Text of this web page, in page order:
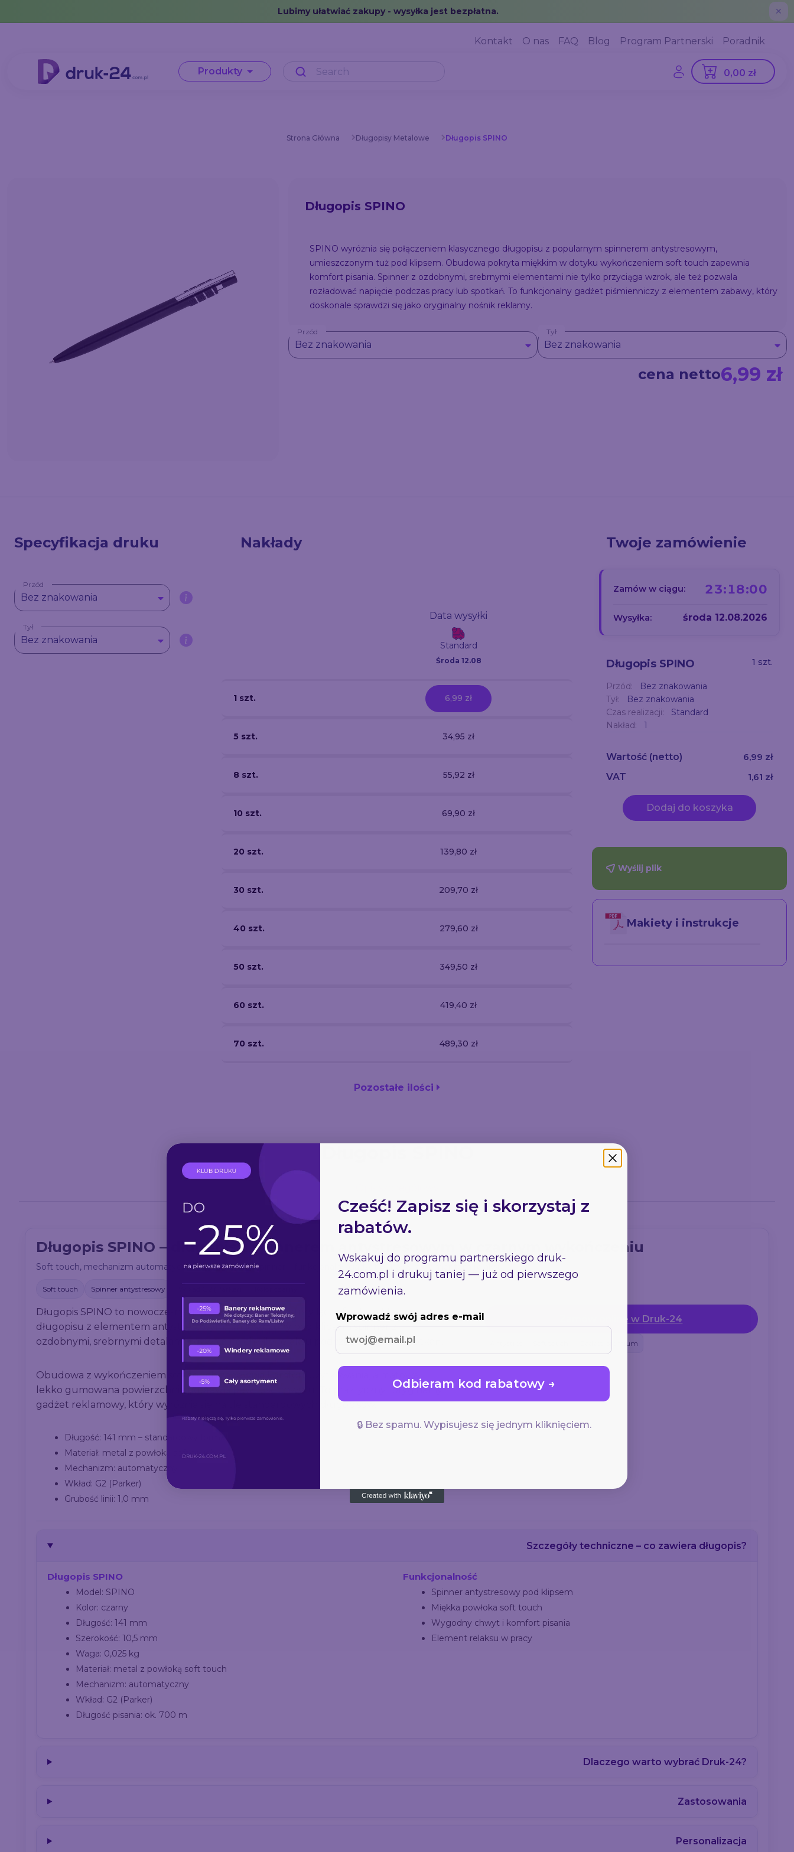
Lubimy ułatwiać zakupy - wysyłka jest bezpłatna. ✕
Kontakt O nas FAQ Blog Program Partnerski Poradnik
Produkty 0,00 zł
Strona Główna Długopisy Metalowe Długopis SPINO
Długopis SPINO
SPINO wyróżnia się połączeniem klasycznego długopisu z popularnym spinnerem antystresowym,
umieszczonym tuż pod klipsem. Obudowa pokryta miękkim w dotyku wykończeniem soft touch zapewnia
komfort pisania. Spinner z ozdobnymi, srebrnymi elementami nie tylko przyciąga wzrok, ale też pozwala
rozładować napięcie podczas pracy lub spotkań. To funkcjonalny gadżet piśmienniczy z elementem zabawy, który
doskonale sprawdzi się jako oryginalny nośnik reklamy.
Przód
Bez znakowania
Tył
Bez znakowania
cena netto6,99 zł
Specyfikacja druku
Przód
Bez znakowania
Tył
Bez znakowania
Nakłady
Data wysyłki
Standard
Środa 12.08
1 szt. 6,99 zł
5 szt. 34,95 zł
8 szt. 55,92 zł
10 szt. 69,90 zł
20 szt. 139,80 zł
30 szt. 209,70 zł
40 szt. 279,60 zł
50 szt. 349,50 zł
60 szt. 419,40 zł
70 szt. 489,30 zł
Pozostałe ilości
Twoje zamówienie
Zamów w ciągu: 23:17:59
Wysyłka: środa 12.08.2026
Długopis SPINO 1 szt.
Przód:
Bez znakowania
Tył:
Bez znakowania
Czas realizacji:
Standard
Nakład:
1
Wartość (netto)
6,99 zł
VAT
1,61 zł
Dodaj do koszyka
Wyślij plik
Makiety i instrukcje
Długopis SPINO – długopis z spinnerem antystresowym w czarnym wykończeniu
Soft touch, mechanizm automatyczny i wbudowany spinner – funkcjonalny gadżet biurowy z elementem relaksu.
Soft touch Spinner antystresowy
Długopis SPINO to nowoczesny gadżet piśmienniczy, który łączy funkcję klasycznego
długopisu z elementem antystresowym. Umieszczony pod klipsem spinner z
ozdobnymi, srebrnymi detalami pozwala na chwilę relaksu podczas pracy lub spotkań.
Obudowa z wykończeniem soft touch zapewnia komfort użytkowania, a matowa,
lekko gumowana powierzchnia poprawia pewność chwytu. To praktyczny i oryginalny
gadżet reklamowy, który wyróżnia się na tle standardowych długopisów.
Długość: 141 mm – standardowy format
Materiał: metal z powłoką soft touch
Mechanizm: automatyczny
Wkład: G2 (Parker)
Grubość linii: 1,0 mm
Zamów online w Druk-24
Gadżet premium
Szczegóły techniczne – co zawiera długopis?
Długopis SPINO
Model: SPINO
Kolor: czarny
Długość: 141 mm
Szerokość: 10,5 mm
Waga: 0,025 kg
Materiał: metal z powłoką soft touch
Mechanizm: automatyczny
Wkład: G2 (Parker)
Długość pisania: ok. 700 m
Funkcjonalność
Spinner antystresowy pod klipsem
Miękka powłoka soft touch
Wygodny chwyt i komfort pisania
Element relaksu w pracy
Dlaczego warto wybrać Druk-24?
Zastosowania
Personalizacja
Cześć! Zapisz się i skorzystaj z
rabatów.
Wskakuj do programu partnerskiego druk-
24.com.pl i drukuj taniej — już od pierwszego
zamówienia.
Wprowadź swój adres e-mail
Odbieram kod rabatowy →
🔒 Bez spamu. Wypisujesz się jednym kliknięciem.